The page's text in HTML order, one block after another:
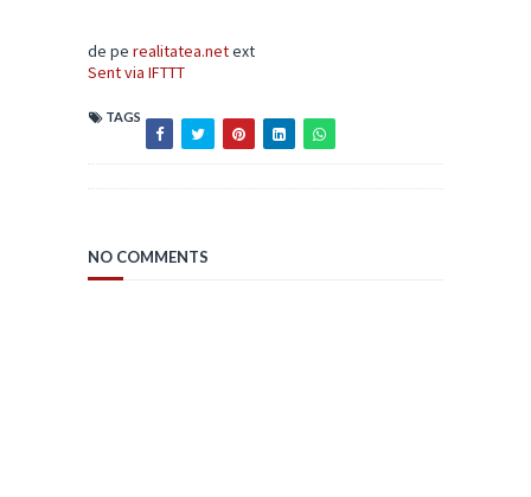
de pe realitatea.netext
Sent via IFTTT
TAGS
NO COMMENTS